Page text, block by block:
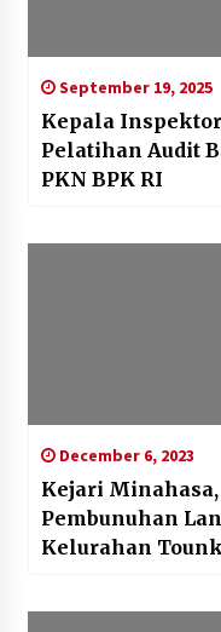
September 19, 2025
Kepala
Pelatihan Audit
PKN BPK RI
December 6, 2023
Kejari Minahasa,
Pembunuhan
Kelurahan